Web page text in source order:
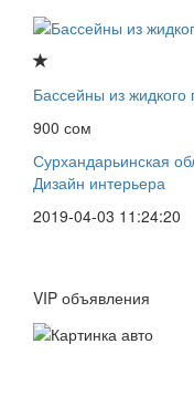
Бассейны из жидкого
900 сом
Сурхандарьинская
Дизайн интерьера
2019-04-03 11:24:20
VIP объявления